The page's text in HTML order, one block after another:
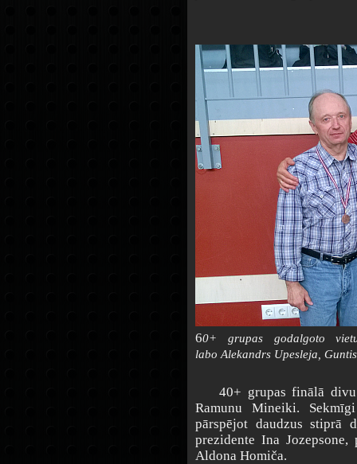
60+ grupas godalgoto
labo Alekandrs Upesleja,
40+ grupas finālā divu
Ramunu Mineiki.
pārspējot daudzus stiprā
prezidente Ina
Aldona Homiča.